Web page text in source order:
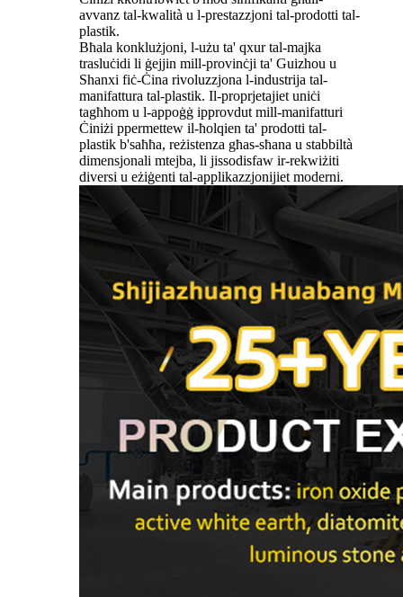
avvanz tal-kwalità u l-prestazzjoni tal-prodotti tal-
plastik.
Bħala konklużjoni, l-użu ta' qxur tal-majka
trasluċidi li ġejjin mill-provinċji ta' Guizhou u
Shanxi fiċ-Ċina rivoluzzjona l-industrija tal-
manifattura tal-plastik. Il-proprjetajiet uniċi
tagħhom u l-appoġġ ipprovdut mill-manifatturi
Ċiniżi ppermettew il-ħolqien ta' prodotti tal-
plastik b'saħħa, reżistenza għas-sħana u stabbiltà
dimensjonali mtejba, li jissodisfaw ir-rekwiżiti
diversi u eżiġenti tal-applikazzjonijiet moderni.